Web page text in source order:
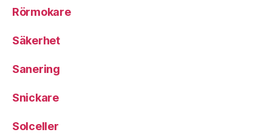
Rörmokare
Säkerhet
Sanering
Snickare
Solceller